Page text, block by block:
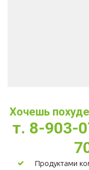
Хочешь
т. 8-903-
Продуктами